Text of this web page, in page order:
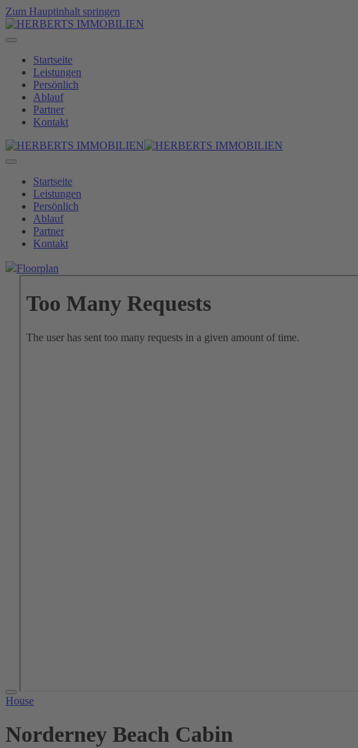
Zum Hauptinhalt springen
Startseite
Leistungen
Persönlich
Ablauf
Partner
Kontakt
Startseite
Leistungen
Persönlich
Ablauf
Partner
Kontakt
Floorplan
House
Norderney Beach Cabin